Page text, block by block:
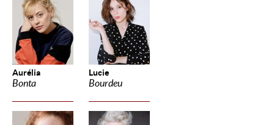
Aurélia
Bonta
Lucie
Bourdeu